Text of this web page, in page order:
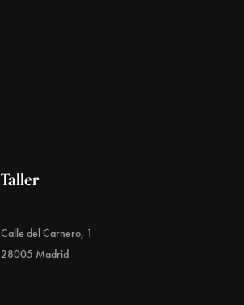
Taller
Calle del Carnero, 1
28005 Madrid